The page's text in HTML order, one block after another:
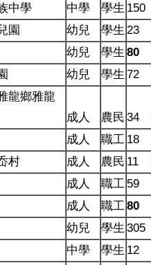
中學 中學 學生 150
園 幼兒 學生 23
幼兒 學生 80
幼兒 學生 72
龍鄉雅龍
成人 農民 34
成人 職工 18
村 成人 農民 11
成人 職工 59
成人 職工80
幼兒 學生 305
中學 學生 12